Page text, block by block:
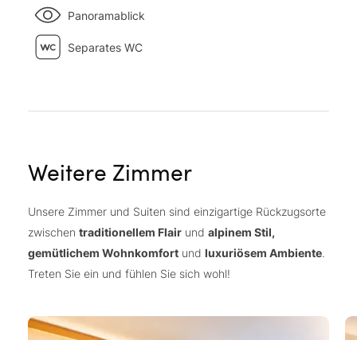
Panoramablick
Separates WC
Weitere Zimmer
Unsere Zimmer und Suiten sind einzigartige Rückzugsorte
zwischen traditionellem Flair und alpinem Stil,
gemütlichem Wohnkomfort und luxuriösem Ambiente.
Treten Sie ein und fühlen Sie sich wohl!